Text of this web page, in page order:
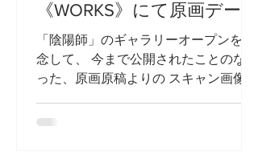
《WORKS》にて原画デー
タ 特別公開中!
「陰陽師」のギャラリーオープンを記
念して、 今まで公開されたことのなか
った、原画原稿よりの スキャン画像
ョットを"第二弾"として 《WORKS》ペ